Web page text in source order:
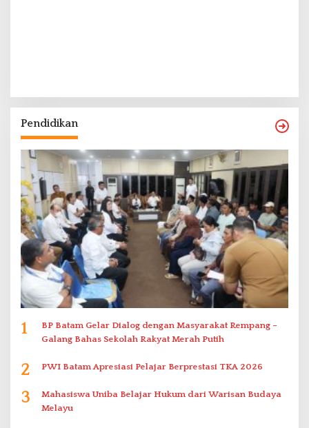
Pendidikan
1
BP Batam Gelar Dialog dengan Masyarakat Rempang –
Galang Bahas Sekolah Rakyat Merah Putih
2 PWI Batam Apresiasi Pelajar Berprestasi TKA 2026
3
Mahasiswa Uniba Belajar Hukum dari Warisan Budaya
Melayu